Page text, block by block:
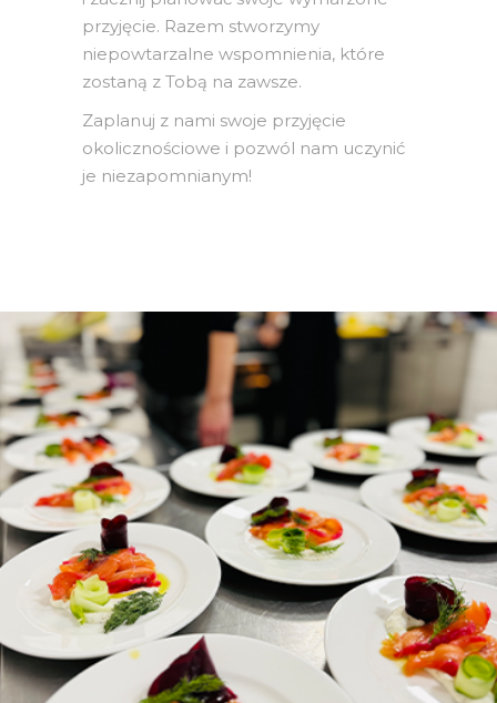
przyjęcie. Razem stworzymy
niepowtarzalne wspomnienia, które
zostaną z Tobą na zawsze.
Zaplanuj z nami swoje przyjęcie
okolicznościowe i pozwól nam uczynić
je niezapomnianym!
Catering
OFERTA